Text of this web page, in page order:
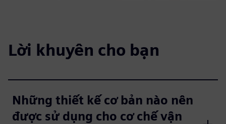
Lời khuyên cho bạn
Những thiết kế cơ bản nào nên
được sử dụng cho cơ chế vận